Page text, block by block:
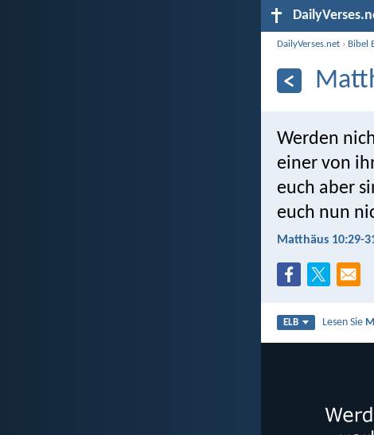
DailyVerses.net › Bibel
Werden
einer von
euch aber
euch nun
Matthäus 10:29-
ELB Lesen Sie